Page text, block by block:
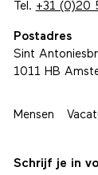
Tel. +31 (0)20
Postadres
Sint
1011 HB
Mensen
Schrijf je in